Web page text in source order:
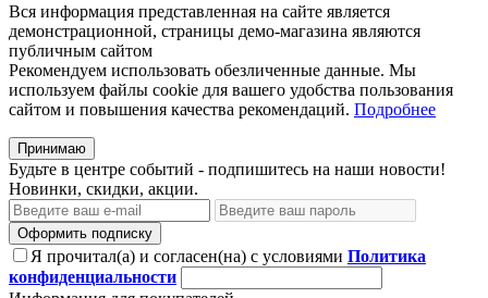
Вся информация представленная на сайте является
демонстрационной, страницы демо-магазина являются
публичным сайтом
Рекомендуем использовать обезличенные данные. Мы
используем файлы cookie для вашего удобства пользования
сайтом и повышения качества рекомендаций. Подробнее
Принимаю
Будьте в центре событий - подпишитесь на наши новости!
Новинки, скидки, акции.
Оформить подписку
Я прочитал(а) и согласен(на) с условиями Политика
конфиденциальности